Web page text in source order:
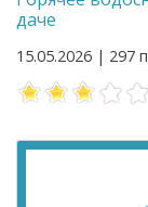
даче
15.05.2026 | 297